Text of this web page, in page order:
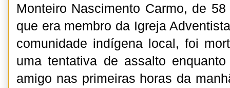
Monteiro Nascimento Carmo, de
que era membro da Igreja
comunidade indígena local, foi
uma tentativa de assalto
amigo nas primeiras horas da